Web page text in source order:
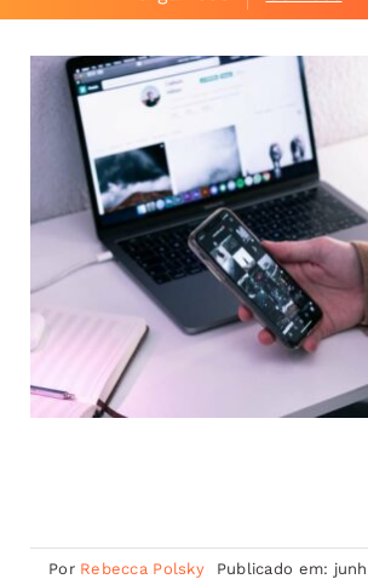
Por Rebecca Polsky Publicado em: